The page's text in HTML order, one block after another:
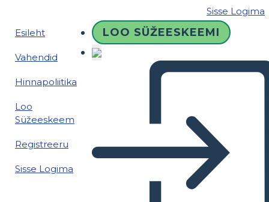
Sisse Logima
Esileht
Vahendid
Hinnapoliitika
Loo
Süžeeskeem
Registreeru
Sisse Logima
LOO SÜŽEESKEEMI